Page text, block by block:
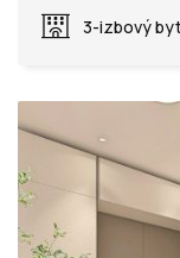
3-izbový